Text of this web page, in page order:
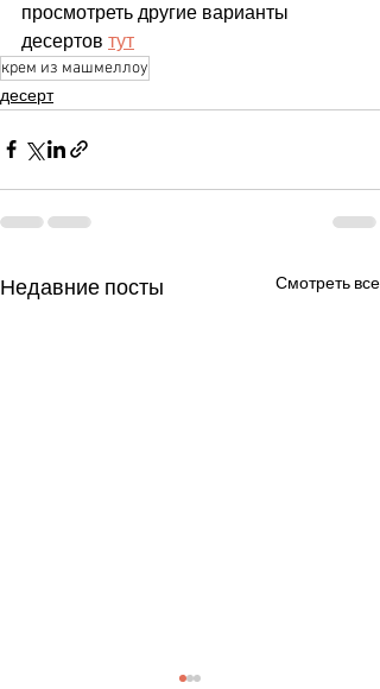
просмотреть другие варианты
десертов тут
крем из машмеллоу
десерт
Недавние посты Смотреть все